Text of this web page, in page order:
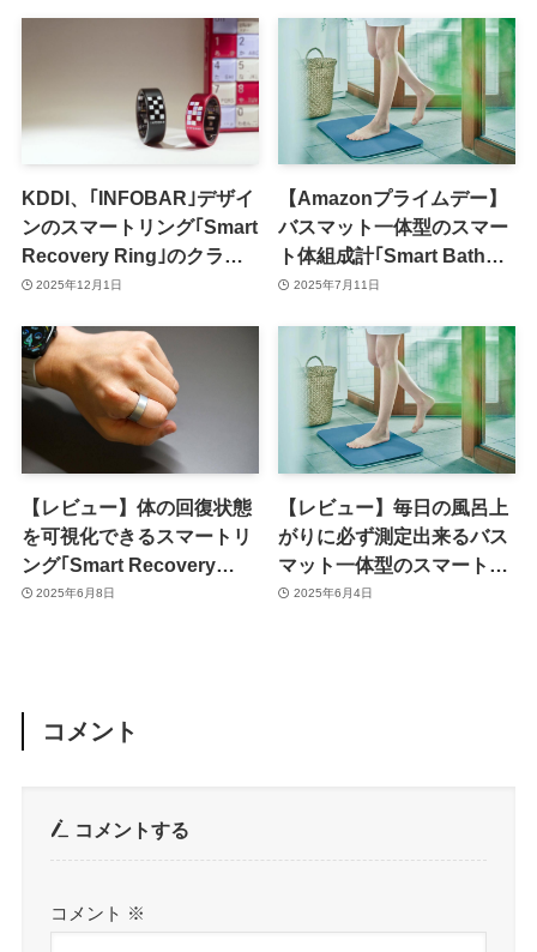
KDDI、｢INFOBAR｣デザイ
ンのスマートリング｢Smart
Recovery Ring｣のクラフ
ァンを本日18時より実施へ
2025年12月1日
【Amazonプライムデー】
バスマット一体型のスマー
ト体組成計｢Smart Bath
Mat｣が20％オフで過去最安
2025年7月11日
【レビュー】体の回復状態
を可視化できるスマートリ
ング｢Smart Recovery
Ring｣
2025年6月8日
【レビュー】毎日の風呂上
がりに必ず測定出来るバス
マット一体型のスマート体
組成計｢Smart Bath Mat｣
2025年6月4日
コメント
コメントする
コメント ※